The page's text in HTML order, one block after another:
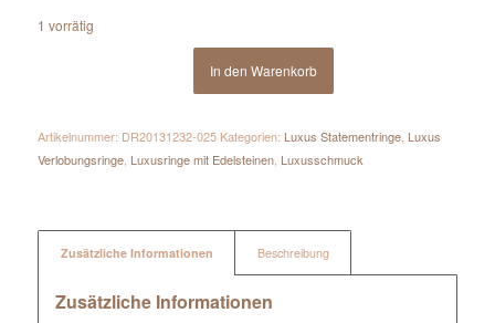
1 vorrätig
In den Warenkorb
Artikelnummer: DR20131232-025 Kategorien: Luxus Statementringe, Luxus
Verlobungsringe, Luxusringe mit Edelsteinen, Luxusschmuck
Zusätzliche Informationen Beschreibung
Zusätzliche Informationen